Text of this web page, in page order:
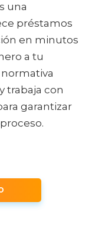
una
préstamos
en minutos
a tu
trabaja con
garantizar